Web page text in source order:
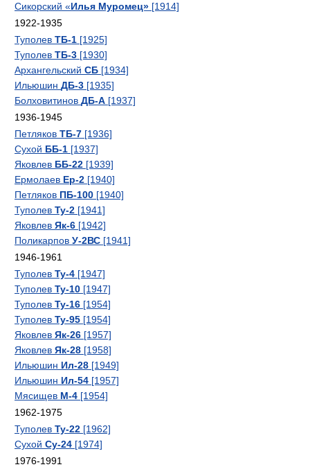
Сикорский «Илья Муромец» [1914]
1922-1935
Туполев ТБ-1 [1925]
Туполев ТБ-3 [1930]
Архангельский СБ [1934]
Ильюшин ДБ-3 [1935]
Болховитинов ДБ-А [1937]
1936-1945
Петляков ТБ-7 [1936]
Сухой ББ-1 [1937]
Яковлев ББ-22 [1939]
Ермолаев Ер-2 [1940]
Петляков ПБ-100 [1940]
Туполев Ту-2 [1941]
Яковлев Як-6 [1942]
Поликарпов У-2ВС [1941]
1946-1961
Туполев Ту-4 [1947]
Туполев Ту-10 [1947]
Туполев Ту-16 [1954]
Туполев Ту-95 [1954]
Яковлев Як-26 [1957]
Яковлев Як-28 [1958]
Ильюшин Ил-28 [1949]
Ильюшин Ил-54 [1957]
Мясищев М-4 [1954]
1962-1975
Туполев Ту-22 [1962]
Сухой Су-24 [1974]
1976-1991